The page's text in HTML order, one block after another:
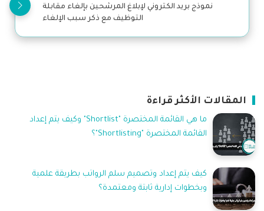
نموذج بريد الكتروني لإبلاغ المرشحين بإلغاء مقابلة
التوظيف مع ذكر سبب الإلغاء
المقالات الأكثر قراءة
ما هي القائمة المختصرة "Shortlist" وكيف يتم إعداد
القائمة المختصرة "Shortlisting"؟
كيف يتم إعداد وتصميم سلم الرواتب بطريقة علمية
وبخطوات إدارية ثابتة ومعتمدة؟